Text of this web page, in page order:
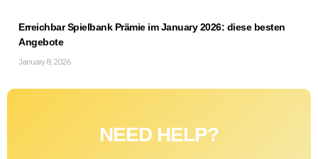
Erreichbar Spielbank Prämie im January 2026: diese besten
Angebote
January 8, 2026
NEED HELP?